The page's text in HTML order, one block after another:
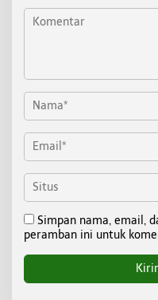
Simpan nama, email,
peramban ini untuk